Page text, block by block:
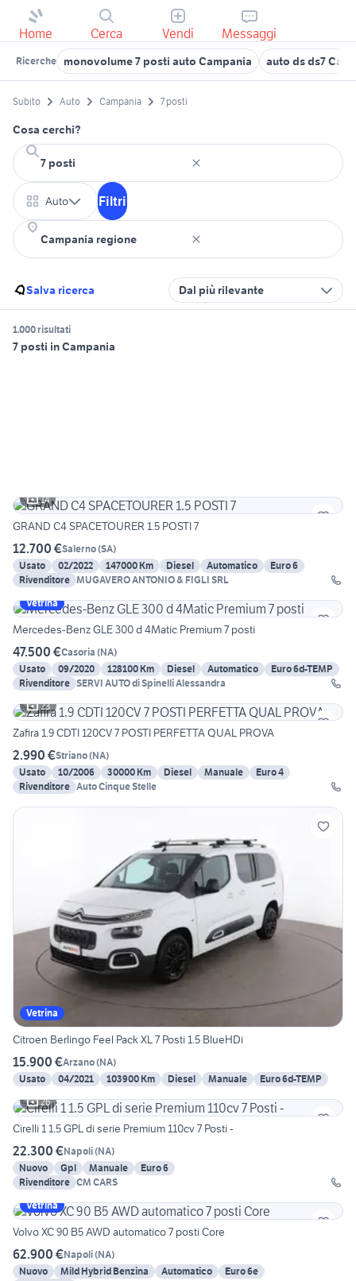
Home Cerca Vendi Messaggi
Ricerche monovolume 7 posti auto Campania auto ds ds7
Subito Auto Campania 7 posti
Cosa cerchi?
Auto Filtri
Salva ricerca Dal più rilevante
1.000 risultati
7 posti in Campania
14
GRAND C4 SPACETOURER 1.5 POSTI 7
12.700 €Salerno(SA)
Usato
02/2022 147000 Km Diesel Automatico
Euro 6
Rivenditore MUGAVERO ANTONIO & FIGLI SRL
Vetrina
Mercedes-Benz GLE 300 d 4Matic Premium 7 posti
47.500 €Casoria (NA)
Usato
09/2020 128100 Km Diesel Automatico
Euro 6d-TEMP
Rivenditore SERVI AUTO di Spinelli Alessandra
23
Zafira 1.9 CDTI 120CV 7 POSTI PERFETTA QUAL PROVA
2.990 €Striano(NA)
Usato
10/2006 30000 Km Diesel Manuale
Euro 4
Rivenditore Auto Cinque Stelle
Vetrina
Citroen Berlingo Feel Pack XL 7 Posti 1.5 BlueHDi
15.900 €Arzano(NA)
Usato
04/2021 103900 Km Diesel Manuale
Euro 6d-TEMP
26
Cirelli 1 1.5 GPL di serie Premium 110cv 7 Posti -
22.300 €Napoli(NA)
Nuovo
Gpl Manuale
Euro 6
Rivenditore CM CARS
Vetrina
Volvo XC 90 B5 AWD automatico 7 posti Core
62.900 €Napoli(NA)
Nuovo
Mild Hybrid Benzina Automatico
Euro 6e